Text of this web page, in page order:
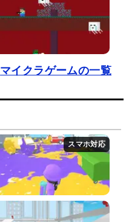
マイクラゲームの一覧